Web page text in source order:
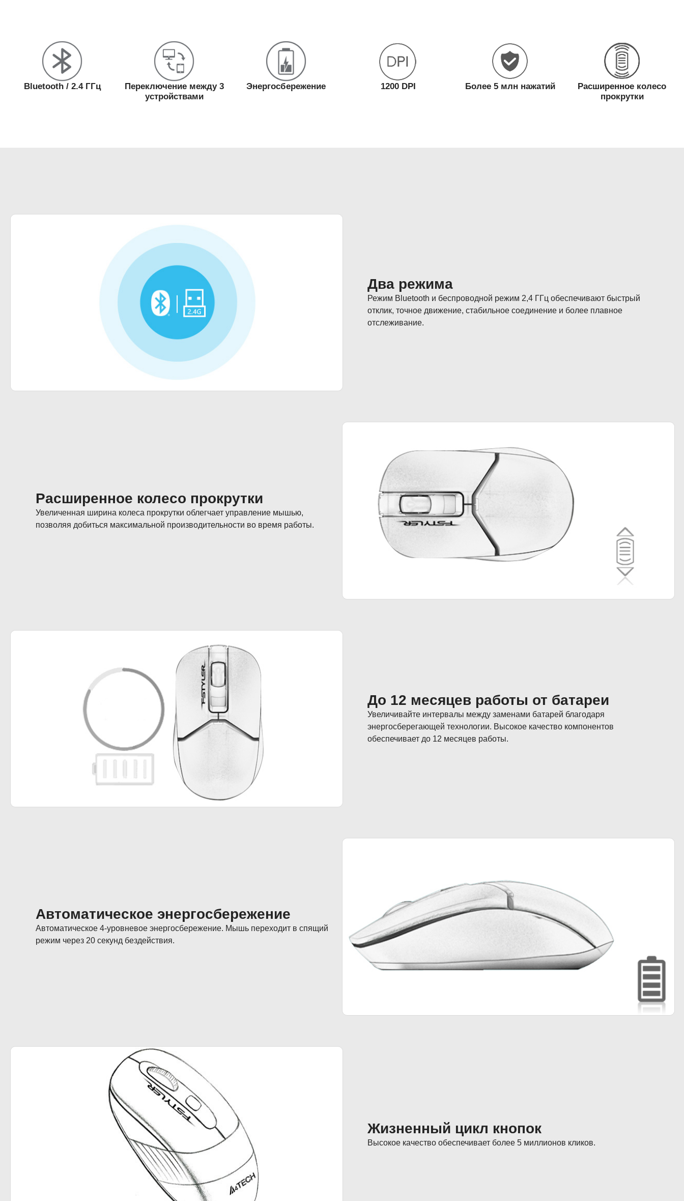
Bluetooth / 2.4 ГГц
Переключение между 3
устройствами
Энергосбережение 1200 DPI Более 5 млн нажатий
Расширенное колесо
прокрутки
Два режима
Режим Bluetooth и беспроводной режим 2,4 ГГц обеспечивают быстрый
отклик, точное движение, стабильное соединение и более плавное
отслеживание.
Расширенное колесо прокрутки
Увеличенная ширина колеса прокрутки облегчает управление мышью,
позволяя добиться максимальной производительности во время работы.
До 12 месяцев работы от батареи
Увеличивайте интервалы между заменами батарей благодаря
энергосберегающей технологии. Высокое качество компонентов
обеспечивает до 12 месяцев работы.
Автоматическое энергосбережение
Автоматическое 4-уровневое энергосбережение. Мышь переходит в спящий
режим через 20 секунд бездействия.
Жизненный цикл кнопок
Высокое качество обеспечивает более 5 миллионов кликов.